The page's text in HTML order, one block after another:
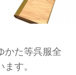
かた等呉服全
す。